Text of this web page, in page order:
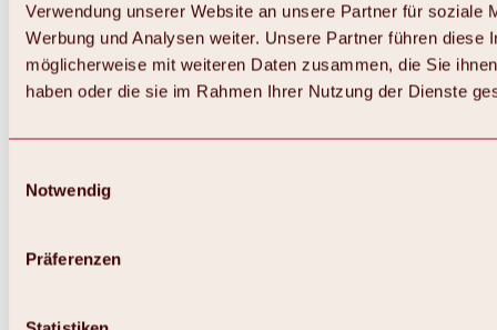
Verwendung unserer Website an unsere Partner für soziale
Werbung und Analysen weiter. Unsere Partner führen diese
möglicherweise mit weiteren Daten zusammen, die Sie
haben oder die sie im Rahmen Ihrer Nutzung der Dienste
Notwendig
Präferenzen